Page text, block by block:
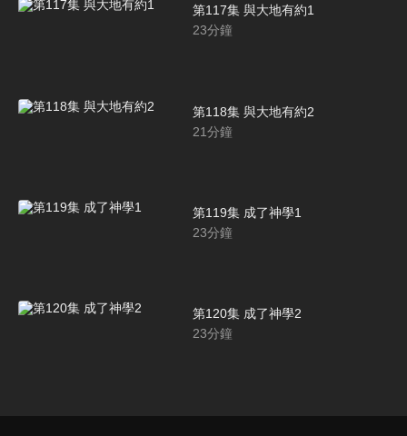
第117集 與大地有約1
23分鐘
第118集 與大地有約2
21分鐘
第119集 成了神學1
23分鐘
第120集 成了神學2
23分鐘